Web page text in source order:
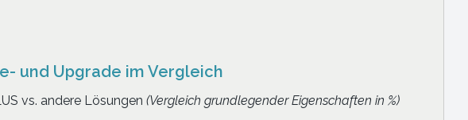
Das all-in-one-System
Vergessen Sie Schnittstellenprobleme!
Verlassen Sie sich auf ein System, das alles kann.